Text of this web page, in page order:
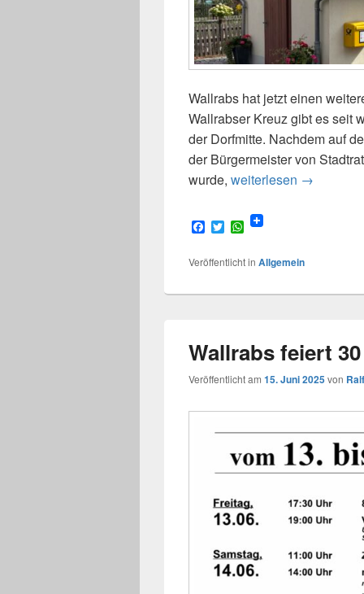
Wallrabs hat jetzt einen
Wallrabser Kreuz gibt es seit
der Dorfmitte. Nachdem auf
der Bürgermeister von
wurde, weiterlesen Wallrabs
→
F
a
e
o
T
w
t
e
W
t
A
Veröffentlicht in Allgemein
Wallrabs feiert
Veröffentlicht am 15. Juni 2025von